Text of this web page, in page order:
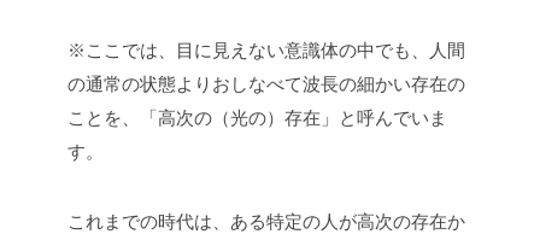
※ここでは、目に見えない意識体の中でも、人間
の通常の状態よりおしなべて波長の細かい存在の
ことを、「高次の（光の）存在」と呼んでいま
す。
これまでの時代は、ある特定の人が高次の存在か